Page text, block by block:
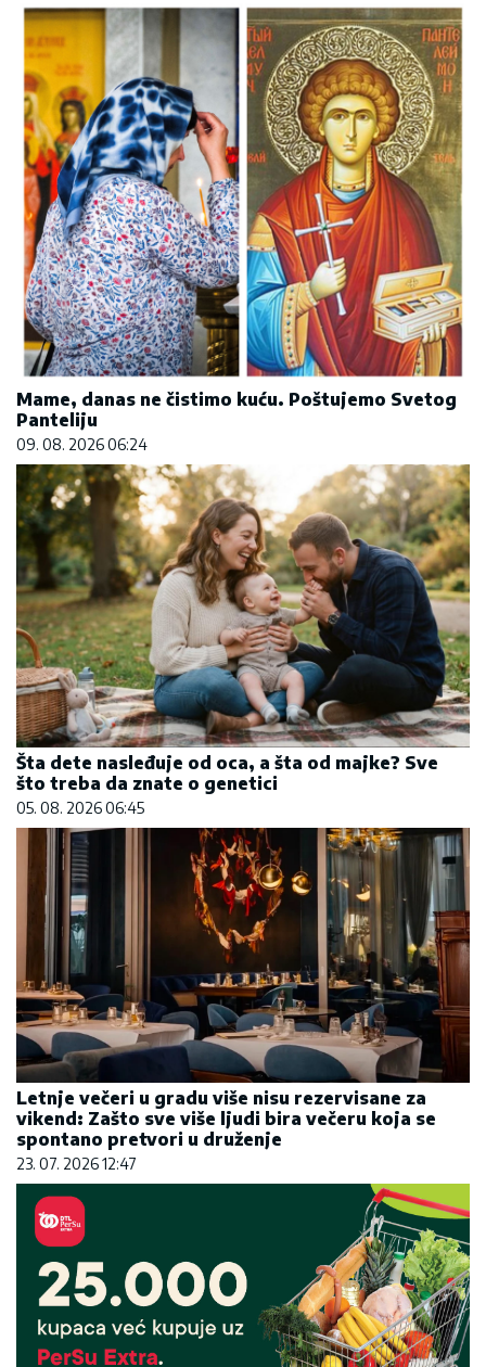
Mame, danas ne čistimo kuću. Poštujemo Svetog
Panteliju
09. 08. 2026 06:24
Šta dete nasleđuje od oca, a šta od majke? Sve
što treba da znate o genetici
05. 08. 2026 06:45
Letnje večeri u gradu više nisu rezervisane za
vikend: Zašto sve više ljudi bira večeru koja se
spontano pretvori u druženje
23. 07. 2026 12:47